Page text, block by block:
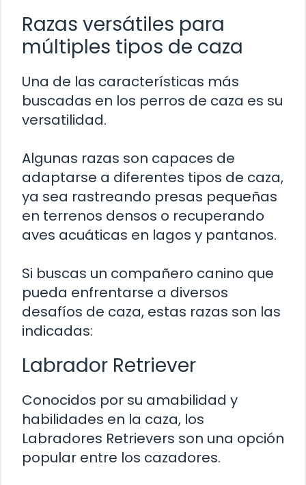
Razas versátiles para
múltiples tipos de caza
Una de las características más
buscadas en los perros de caza es su
versatilidad.
Algunas razas son capaces de
adaptarse a diferentes tipos de caza,
ya sea rastreando presas pequeñas
en terrenos densos o recuperando
aves acuáticas en lagos y pantanos.
Si buscas un compañero canino que
pueda enfrentarse a diversos
desafíos de caza, estas razas son las
indicadas:
Labrador Retriever
Conocidos por su amabilidad y
habilidades en la caza, los
Labradores Retrievers son una opción
popular entre los cazadores.